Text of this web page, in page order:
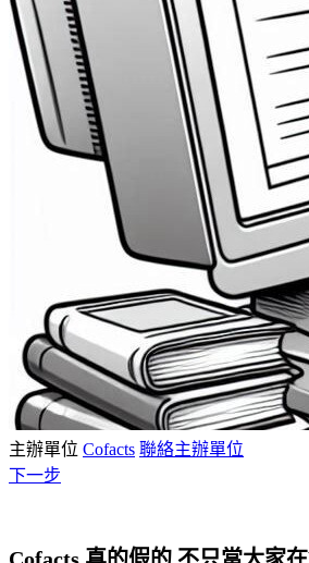
主辦單位 Cofacts 聯絡主辦單位
下一步